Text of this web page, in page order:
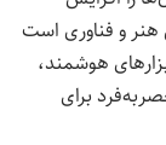
و فناوری است
هوشمند،
برای